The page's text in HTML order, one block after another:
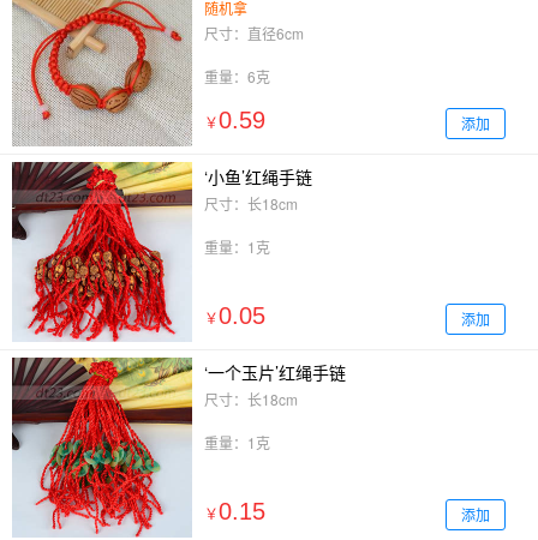
随机拿
尺寸：直径6cm
重量：6克
￥0.59 添加
‘小鱼’红绳手链
尺寸：长18cm
重量：1克
￥0.05 添加
‘一个玉片’红绳手链
尺寸：长18cm
重量：1克
￥0.15 添加